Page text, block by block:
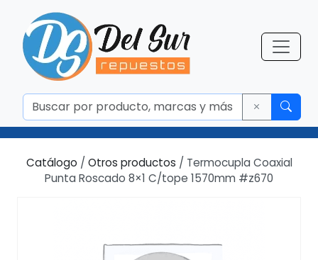
Catálogo / Otros productos / Termocupla Coaxial
Punta Roscado 8×1 C/tope 1570mm #z670